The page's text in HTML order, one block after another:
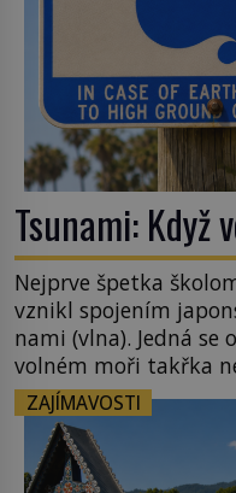
Tsunami: Když
Nejprve špetka
vznikl spojením
nami (vlna). Jedná
volném moři takřka
vlnová délka
na volném moři je
podobné obří vlny
tsunami si […]
ZAJÍMAVOSTI